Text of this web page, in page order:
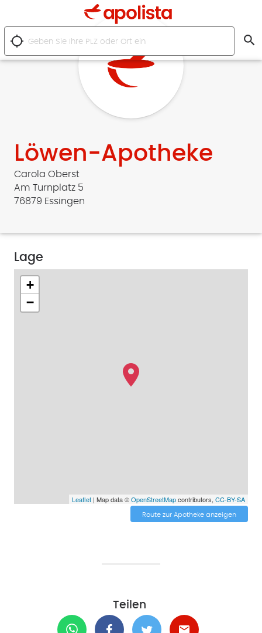
location_searching search
Löwen-Apotheke
Carola Oberst
Am Turnplatz 5
76879 Essingen
Lage
+
−
Leaflet| Map data ©OpenStreetMapcontributors, CC-BY-SA
Route zur Apotheke anzeigen
Teilen